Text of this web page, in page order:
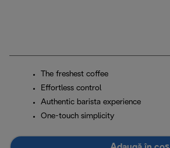
The freshest coffee
Effortless control
Authentic barista experience
One-touch simplicity